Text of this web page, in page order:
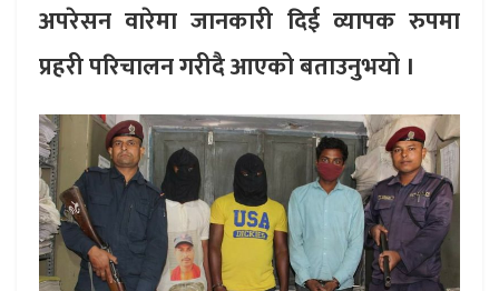
अपरेसन वारेमा जानकारी दिई व्यापक रुपमा
प्रहरी परिचालन गरीदै आएको बताउनुभयो ।